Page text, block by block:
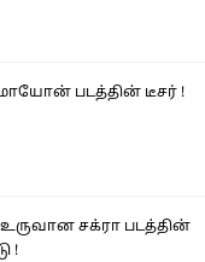
மாயோன் படத்தின் டீசர் !
உருவான சக்ரா படத்தின்
!